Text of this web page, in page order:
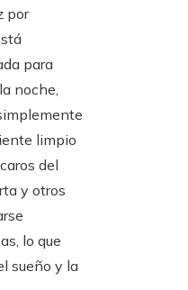
por
para
noche,
limpio
del
y otros
lo que
sueño y la